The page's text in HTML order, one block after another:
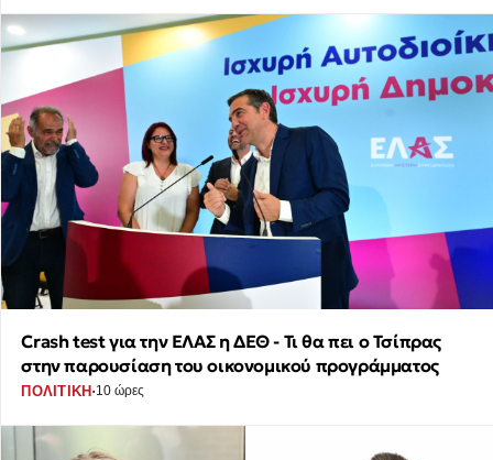
Crash test για την ΕΛΑΣ η ΔΕΘ - Τι θα πει ο Τσίπρας
στην παρουσίαση του οικονομικού προγράμματος
ΠΟΛΙΤΙΚΗ·10 ώρες